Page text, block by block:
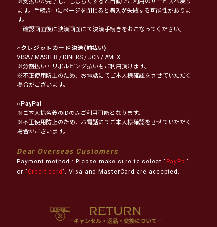
ます。手続き中にページを閉じると購入が失敗する可能性がありま
す。
確認画面後に決済画面にて決済手続きをおこなってください。
○クレジットカード決済(前払い)
VISA / MASTER / DINERS / JCB / AMEX
※分割払い・リボルビング払いもご利用頂けます。
※不正使用防止のため、お電話にてご本人様確認をさせていただく
場合がございます。
○PayPal
※ご本人様名義のIDのみご利用可能となります。
※不正使用防止のため、お電話にてご本人様確認をさせていただく
場合がございます。
Dear Overseas Customers
Payment method : Please make sure to select " PayPal "
or " Credit card ". Visa and MasterCard are accepted.